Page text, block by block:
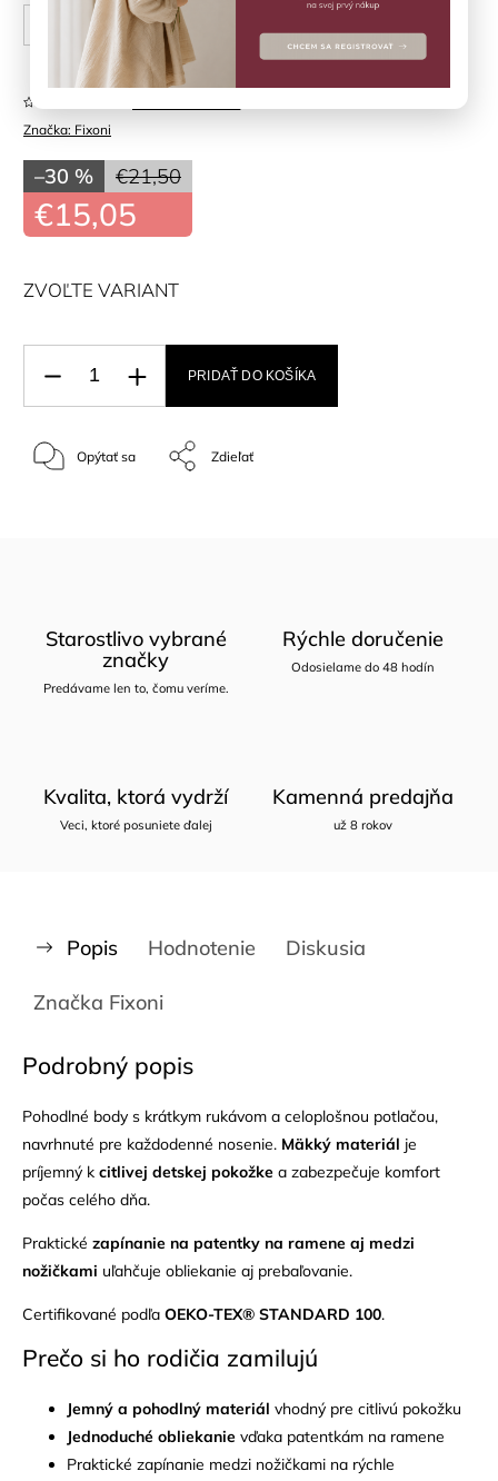
86 cm
Značka: Fixoni
€21,50
–30 %
€15,05
ZVOĽTE VARIANT
PRIDAŤ DO KOŠÍKA
Opýtať sa Zdieľať
Starostlivo vybrané
značky
Predávame len to, čomu veríme.
Rýchle doručenie
Odosielame do 48 hodín
Kvalita, ktorá vydrží
Veci, ktoré posuniete ďalej
Kamenná predajňa
už 8 rokov
Popis Hodnotenie Diskusia
Značka Fixoni
Podrobný popis
Pohodlné body s krátkym rukávom a celoplošnou potlačou,
navrhnuté pre každodenné nosenie. Mäkký materiál je
príjemný k citlivej detskej pokožke a zabezpečuje komfort
počas celého dňa.
Praktické zapínanie na patentky na ramene aj medzi
nožičkami uľahčuje obliekanie aj prebaľovanie.
Certifikované podľa OEKO-TEX® STANDARD 100.
Prečo si ho rodičia zamilujú
Jemný a pohodlný materiál vhodný pre citlivú pokožku
Jednoduché obliekanie vďaka patentkám na ramene
Praktické zapínanie medzi nožičkami na rýchle